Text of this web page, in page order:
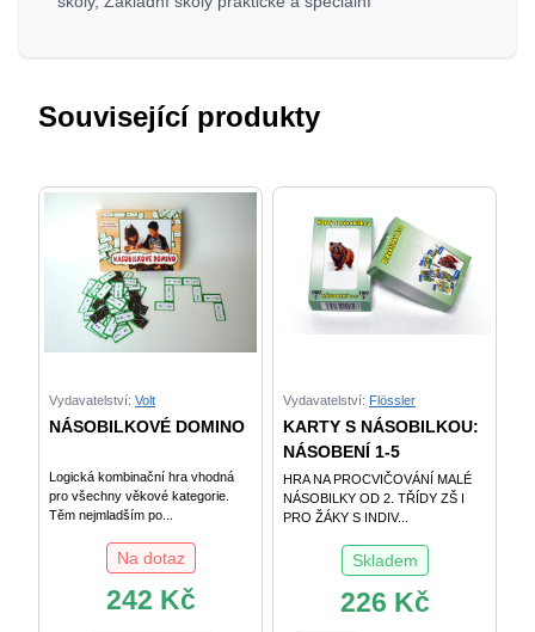
třídu
pro
individuální
pro
žáky
praktických
množství
Související produkty
Vydavatelství: Volt
NÁSOBILKOVÉ DOMINO
Logická kombinační hra vhodná
pro všechny věkové kategorie.
Těm nejmladším po...
Na dotaz
242 Kč
Vydavatelství: Flössler
KARTY S NÁSOBILKOU:
NÁSOBENÍ 1-5
HRA NA PROCVIČOVÁNÍ MALÉ
NÁSOBILKY OD 2. TŘÍDY ZŠ I
PRO ŽÁKY S INDIV...
Skladem
226 Kč